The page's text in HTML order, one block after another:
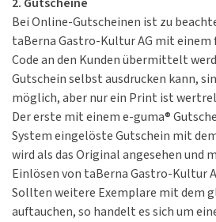
2. Gutscheine
Bei Online-Gutscheinen ist zu
taBerna Gastro-Kultur AG mit einem
Code an den Kunden übermittelt
Gutschein selbst ausdrucken kann,
möglich, aber nur ein Print ist
Der erste mit einem e-guma®
System eingelöste Gutschein mit
wird als das Original angesehen und
Einlösen von taBerna Gastro-Kultur
Sollten weitere Exemplare mit dem
auftauchen, so handelt es sich um